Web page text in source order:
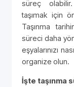
süreç olabilir.
taşımak için
Taşınma
süreci daha
eşyalarınızı
organize olun.
İşte taşınma